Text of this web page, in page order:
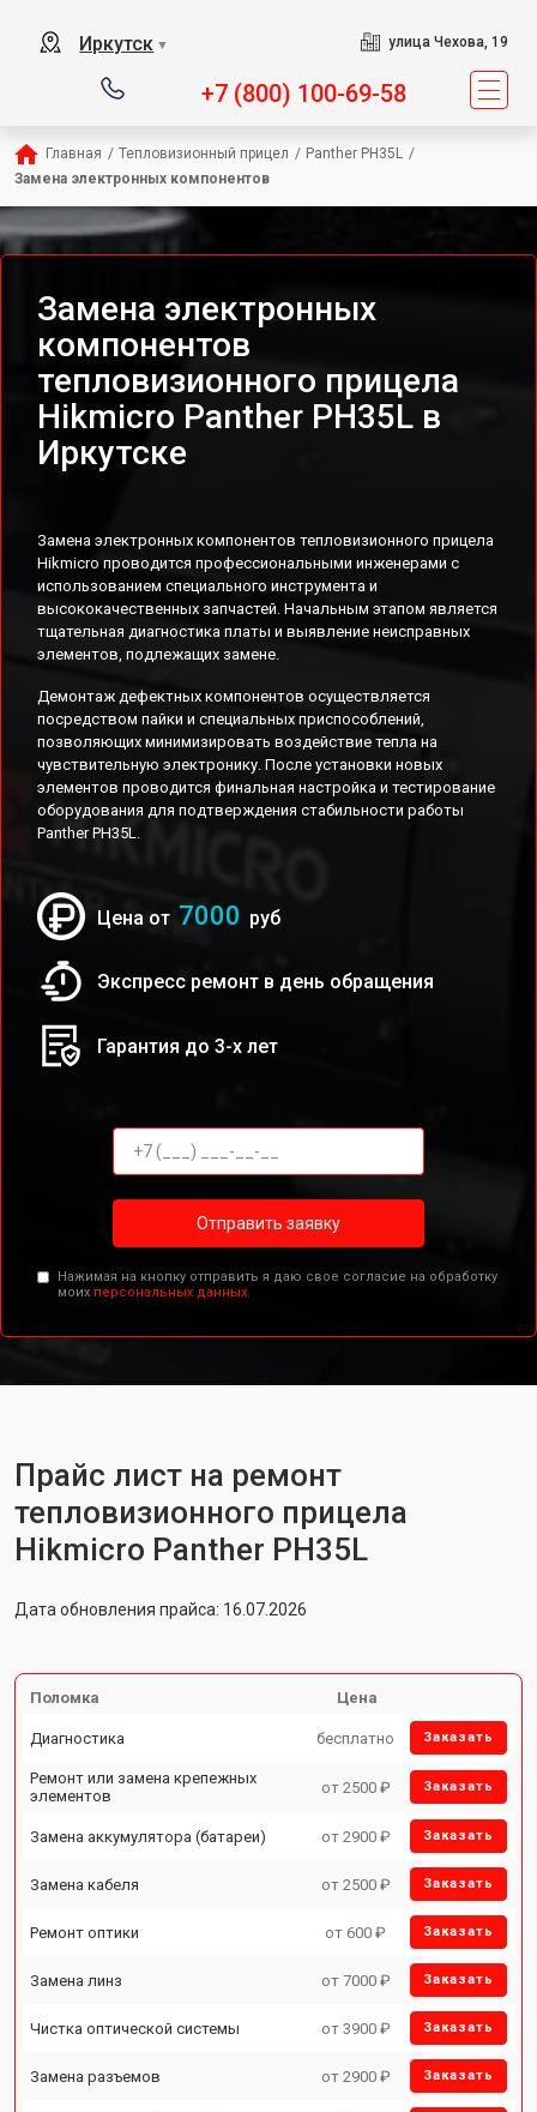
Иркутск ▼ улица Чехова, 19
+7 (800) 100-69-58
Главная / Тепловизионный прицел / Panther PH35L /
Замена электронных компонентов
Замена электронных
компонентов
тепловизионного прицела
Hikmicro Panther PH35L в
Иркутске
Замена электронных компонентов тепловизионного прицела
Hikmicro проводится профессиональными инженерами с
использованием специального инструмента и
высококачественных запчастей. Начальным этапом является
тщательная диагностика платы и выявление неисправных
элементов, подлежащих замене.
Демонтаж дефектных компонентов осуществляется
посредством пайки и специальных приспособлений,
позволяющих минимизировать воздействие тепла на
чувствительную электронику. После установки новых
элементов проводится финальная настройка и тестирование
оборудования для подтверждения стабильности работы
Panther PH35L.
Цена от 7000 руб
Экспресс ремонт в день обращения
Гарантия до 3-х лет
Отправить заявку
Нажимая на кнопку отправить я даю свое согласие на обработку
моих персональных данных.
Прайс лист на ремонт
тепловизионного прицела
Hikmicro Panther PH35L
Дата обновления прайса: 16.07.2026
Поломка Цена
Диагностика бесплатно Заказать
Ремонт или замена крепежных
элементов
от 2500 ₽ Заказать
Замена аккумулятора (батареи) от 2900 ₽ Заказать
Замена кабеля от 2500 ₽ Заказать
Ремонт оптики от 600 ₽ Заказать
Замена линз от 7000 ₽ Заказать
Чистка оптической системы от 3900 ₽ Заказать
Замена разъемов от 2900 ₽ Заказать